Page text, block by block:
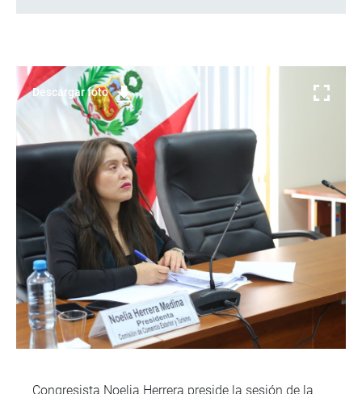
Descargar foto
Congresista Noelia Herrera preside la sesión de la